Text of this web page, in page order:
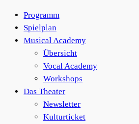
Programm
Spielplan
Musical Academy
Übersicht
Vocal Academy
Workshops
Das Theater
Newsletter
Kulturticket